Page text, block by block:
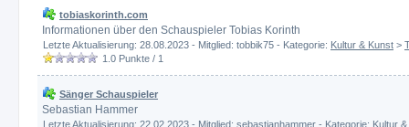
tobiaskorinth.com
Informationen über den Schauspieler Tobias Korinth
Letzte Aktualisierung: 28.08.2023 - Mitglied: tobbik75 - Kategorie: Kultur & Kunst >
1.0 Punkte / 1
Sänger Schauspieler
Sebastian Hammer
Letzte Aktualisierung: 22.02.2023 - Mitglied: sebastianhammer - Kategorie: Kultur